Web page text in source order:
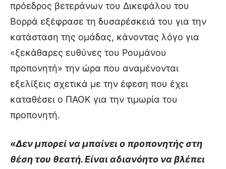
πρόεδρος βετεράνων του Δικεφάλου του
Βορρά εξέφρασε τη δυσαρέσκειά του για την
κατάσταση της ομάδας, κάνοντας λόγο για
«ξεκάθαρες ευθύνες του Ρουμάνου
προπονητή» την ώρα που αναμένονται
εξελίξεις σχετικά με την έφεση που έχει
καταθέσει ο ΠΑΟΚ για την τιμωρία του
προπονητή.
«Δεν μπορεί να μπαίνει ο προπονητής στη
θέση του θεατή. Είναι αδιανόητο να βλέπει